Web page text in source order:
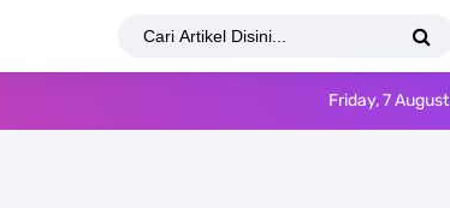
Friday, 7 August